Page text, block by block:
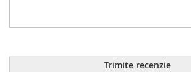
Trimite recenzie